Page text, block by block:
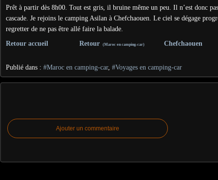
Prêt à partir dès 8h00. Tout est gris, il bruine même un peu. Il n’est donc
cascade. Je rejoins le camping Asilan à Chefchaouen. Le ciel se dégage
regretter de ne pas être allé faire la balade.
Retour accueil
Retour (Maroc en camping-car) Chefchaouen
Publié dans : #Maroc en camping-car, #Voyages en camping-car
Ajouter un commentaire